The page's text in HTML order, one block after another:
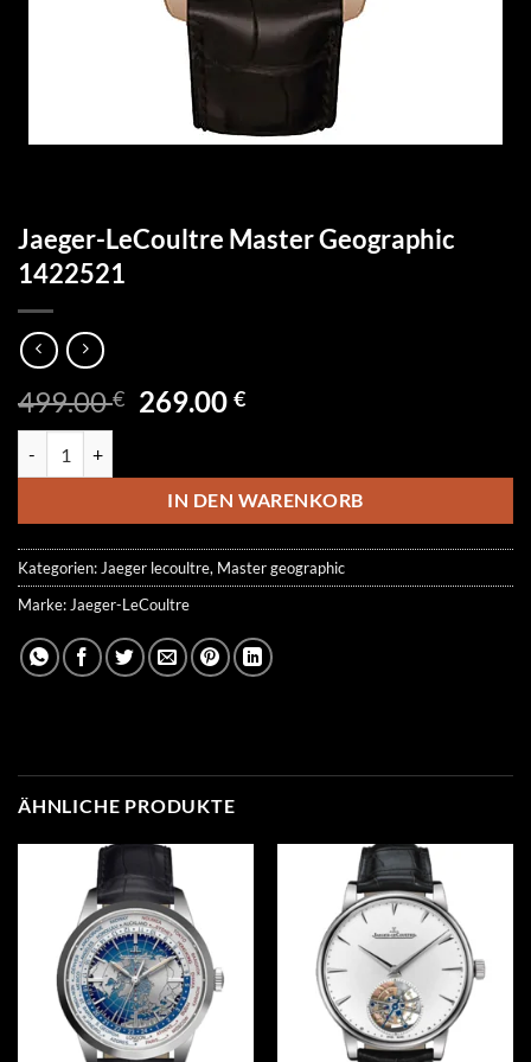
Jaeger-LeCoultre Master Geographic
1422521
499.00€ Ursprünglicher
499.00 €
269.00€Aktueller
269.00 €.
IN DEN WARENKORB
Kategorien: Jaeger lecoultre, Master geographic
Marke: Jaeger-LeCoultre
ÄHNLICHE PRODUKTE